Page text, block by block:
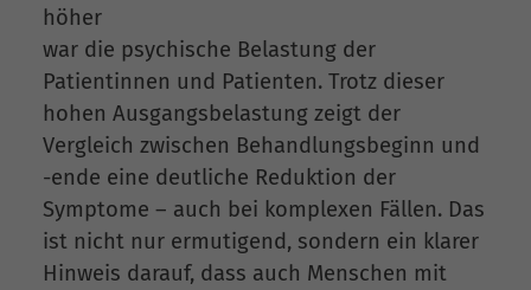
höher
war die psychische Belastung der
Patientinnen und Patienten. Trotz dieser
hohen Ausgangsbelastung zeigt der
Vergleich zwischen Behandlungsbeginn und
-ende eine deutliche Reduktion der
Symptome – auch bei komplexen Fällen. Das
ist nicht nur ermutigend, sondern ein klarer
Hinweis darauf, dass auch Menschen mit